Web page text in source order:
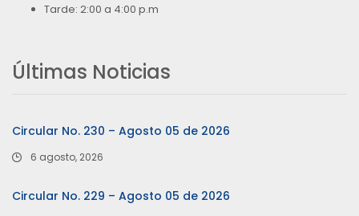
Tarde: 2:00 a 4:00 p.m
Últimas Noticias
Circular No. 230 – Agosto 05 de 2026
6 agosto, 2026
Circular No. 229 – Agosto 05 de 2026